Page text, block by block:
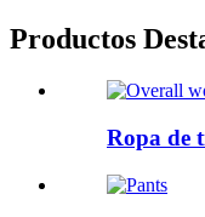
Productos
Ropa de